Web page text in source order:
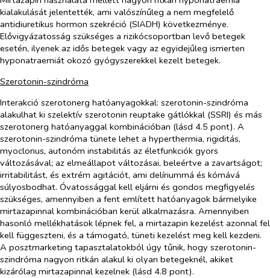
kialakulását jelentették, ami valószínűleg a nem megfelelő
antidiuretikus hormon szekréció (SIADH) következménye.
Elővigyázatosság szükséges a rizikócsoportban levő betegek
esetén, ilyenek az idős betegek vagy az egyidejűleg ismerten
hyponatraemiát okozó gyógyszerekkel kezelt betegek.
Szerotonin-szindróma
Interakció szerotonerg hatóanyagokkal: szerotonin-szindróma
alakulhat ki szelektív szerotonin reuptake gátlókkal (SSRI) és más
szerotonerg hatóanyaggal kombinációban (lásd 4.5 pont). A
szerotonin-szindróma tünete lehet a hyperthermia, rigiditás,
myoclonus, autonóm instabilitás az életfunkciók gyors
változásával; az elmeállapot változásai, beleértve a zavartságot;
irritabilitást, és extrém agitációt, ami delíriummá és kómává
súlyosbodhat. Óvatossággal kell eljárni és gondos megfigyelés
szükséges, amennyiben a fent említett hatóanyagok bármelyike
mirtazapinnal kombinációban kerül alkalmazásra. Amennyiben
hasonló mellékhatások lépnek fel, a mirtazapin kezelést azonnal fel
kell függeszteni, és a támogató, tüneti kezelést meg kell kezdeni.
A posztmarketing tapasztalatokból úgy tűnik, hogy szerotonin-
szindróma nagyon ritkán alakul ki olyan betegeknél, akiket
kizárólag mirtazapinnal kezelnek (lásd 4.8 pont).